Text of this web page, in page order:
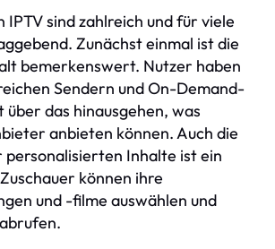
IPTV sind zahlreich und für viele
Zunächst einmal ist die
bemerkenswert. Nutzer haben
Sendern und On-Demand-
das hinausgehen, was
anbieten können. Auch die
personalisierten Inhalte ist ein
können ihre
und -filme auswählen und